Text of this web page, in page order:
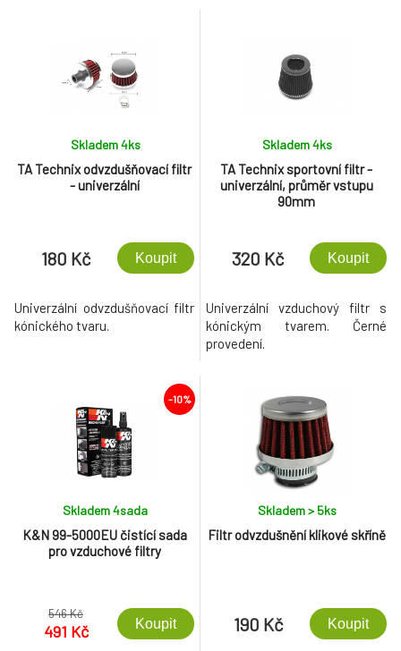
TA Technix odvzdušňovací filtr
- univerzální
Skladem 4ks
180 Kč Koupit
Univerzální odvzdušňovací filtr
kónického tvaru.
TA Technix sportovní filtr -
univerzální, průměr vstupu
90mm
Skladem 4ks
320 Kč Koupit
Univerzální vzduchový filtr s
kónickým tvarem. Černé
provedení.
-10%
K&N 99-5000EU čistící sada
pro vzduchové filtry
Skladem 4sada
546 Kč
491 Kč Koupit
Filtr odvzdušnění klikové skříně
Skladem > 5ks
190 Kč Koupit